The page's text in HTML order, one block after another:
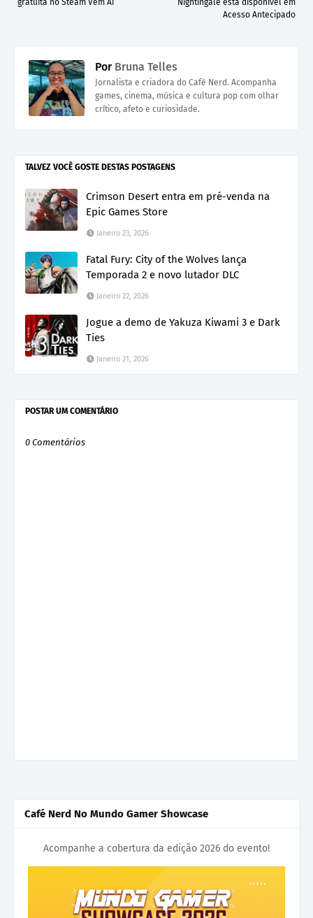
Nightingale está disponível em
Acesso Antecipado
gratuita no Steam Vem Aí
PorBruna Telles
Jornalista e criadora do Café Nerd. Acompanha
games, cinema, música e cultura pop com olhar
crítico, afeto e curiosidade.
TALVEZ VOCÊ GOSTE DESTAS POSTAGENS
Crimson Desert entra em pré-venda na
Epic Games Store
Janeiro 23, 2026
Fatal Fury: City of the Wolves lança
Temporada 2 e novo lutador DLC
Janeiro 22, 2026
Jogue a demo de Yakuza Kiwami 3 e Dark
Ties
Janeiro 21, 2026
POSTAR UM COMENTÁRIO
0 Comentários
Café Nerd No Mundo Gamer Showcase
Acompanhe a cobertura da edição 2026 do evento!